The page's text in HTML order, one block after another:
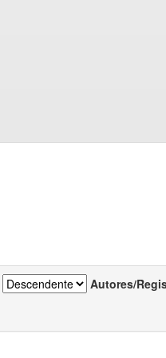
Autores/